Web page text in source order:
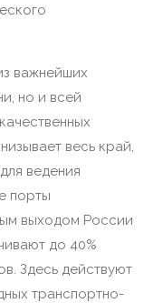
важнейших
но и всей
весь край,
ведения
порты
выходом России
до 40%
Здесь действуют
транспортно-